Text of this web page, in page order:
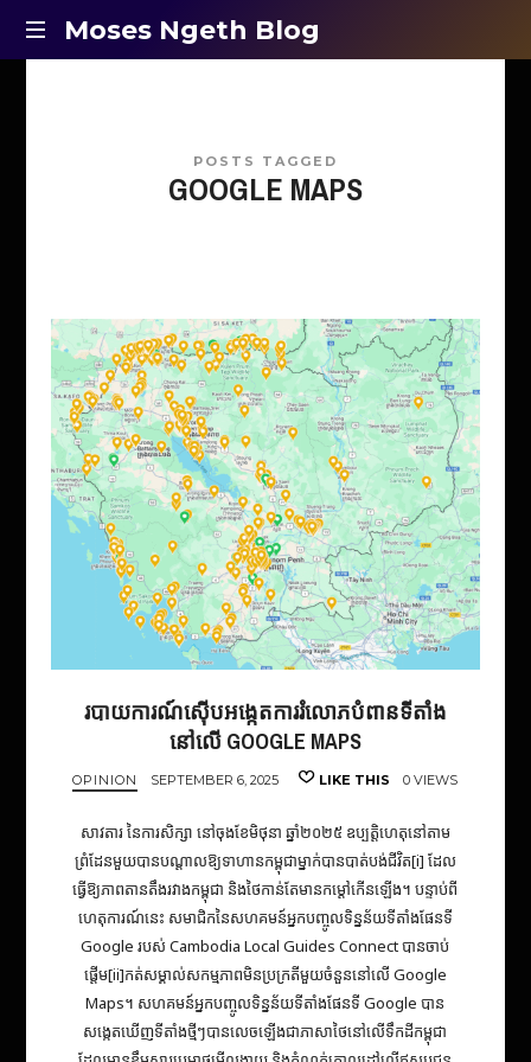
Moses
Moses Ngeth Blog
POSTS TAGGED
GOOGLE MAPS
របាយការណ៍ស៊ើបអង្កេតការរំលោភបំពានទីតាំង
នៅលើ GOOGLE MAPS
OPINION SEPTEMBER 6, 2025 LIKE THIS 0 VIEWS
សាវតារ នៃការសិក្សា នៅចុងខែមិថុនា ឆ្នាំ២០២៥ ឧប្បត្តិហេតុនៅតាម
ព្រំដែនមួយបានបណ្ដាលឱ្យទាហានកម្ពុជាម្នាក់បានបាត់បង់ជីវិត[i] ដែល
ធ្វើឱ្យភាពតានតឹងរវាងកម្ពុជា និងថៃកាន់តែ​មានកម្តៅកើនឡើង។ បន្ទាប់ពី
ហេតុការណ៍នេះ សមាជិកនៃសហគមន៍អ្នកបញ្ចូល​ទិន្នន័យ​ទីតាំងផែនទី
Google របស់ Cambodia Local Guides Connect បានចាប់
ផ្តើម[ii]កត់សម្គាល់សកម្មភាពមិនប្រក្រតីមួយចំនួននៅលើ Google
Maps។ សហគមន៍អ្នកបញ្ចូល​ទិន្នន័យ​ទីតាំងផែនទី Google បាន
សង្កេតឃើញទីតាំងថ្មីៗបានលេចឡើង​ជាភាសាថៃនៅលើទឹកដីកម្ពុជា